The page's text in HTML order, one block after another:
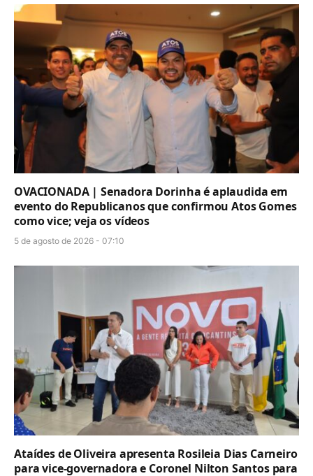
OVACIONADA | Senadora Dorinha é aplaudida em
evento do Republicanos que confirmou Atos Gomes
como vice; veja os vídeos
5 de agosto de 2026 - 07:10
Ataídes de Oliveira apresenta Rosileia Dias Carneiro
para vice-governadora e Coronel Nilton Santos para